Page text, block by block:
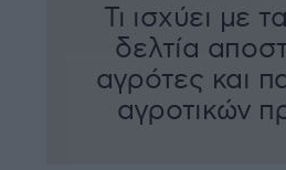
Τι ισχύει με
δελτία
αγρότες και
αγροτικών